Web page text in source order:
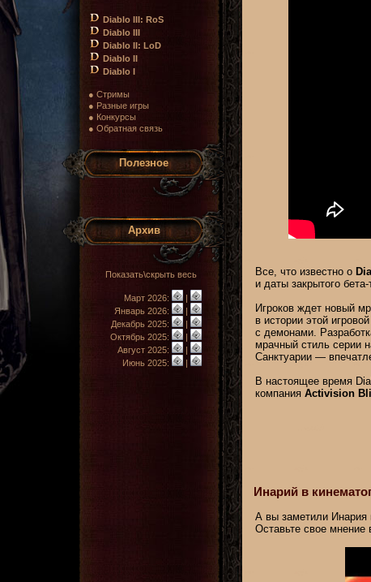
Diablo III: RoS
Diablo III
Diablo II: LoD
Diablo II
Diablo I
● Стримы
● Разные игры
● Конкурсы
● Обратная связь
Полезное
Архив
Показать\скрыть весь
Март 2026:
|
Январь 2026:
|
Декабрь 2025:
|
Октябрь 2025:
|
Август 2025:
|
Июнь 2025:
|
Все, что известно о
и даты закрытого
Игроков ждет новый
в истории этой
с демонами.
мрачный стиль серии
Санктуарии —
В настоящее время
компания Activision
Инарий в
А вы заметили Инария
Оставьте свое мнение